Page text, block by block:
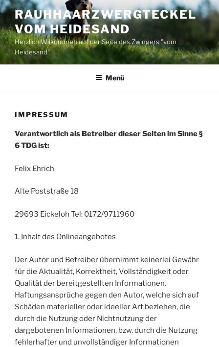
Zum
Inhalt
springen
RAUHHAARZWERGTECKEL
VOM HEIDESAND
Herzlich Wilkommen auf der Seite des Zwingers "vom
Heidesand"
Menü
IMPRESSUM
Verantwortlich als Betreiber dieser Seiten im Sinne §
6 TDG ist:
Felix Ehrich
Alte Poststraße 18
29693 Eickeloh Tel: 0172/9711960
1. Inhalt des Onlineangebotes
Der Autor und Betreiber übernimmt keinerlei Gewähr
für die Aktualität, Korrektheit, Vollständigkeit oder
Qualität der bereitgestellten Informationen.
Haftungsansprüche gegen den Autor, welche sich auf
Schäden materieller oder ideeller Art beziehen, die
durch die Nutzung oder Nichtnutzung der
dargebotenen Informationen, bzw. durch die Nutzung
fehlerhafter und unvollständiger Informationen